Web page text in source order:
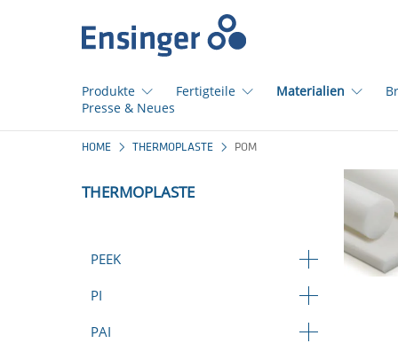
Produkte Fertigteile Materialien
Presse & Neues
HOME THERMOPLASTE POM
THERMOPLASTE
PEEK
PI
PAI